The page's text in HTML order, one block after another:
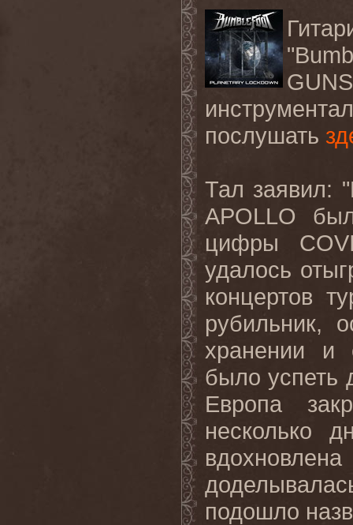
инструментал
послушать
Тал заявил:
APOLLO
цифры
удалось
концертов
рубильник,
хранении и
было успеть
Европа
несколько
подошло